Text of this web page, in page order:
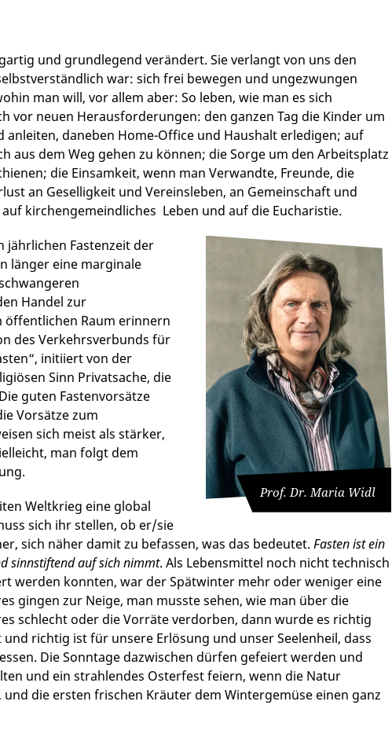
und grundlegend verändert. Sie verlangt von uns den
war: sich frei bewegen und ungezwungen
man will, vor allem aber: So leben, wie man es sich
vor neuen Herausforderungen: den ganzen Tag die Kinder um
anleiten, daneben Home-Office und Haushalt erledigen; auf
aus dem Weg gehen zu können; die Sorge um den Arbeitsplatz
die Einsamkeit, wenn man Verwandte, Freunde, die
an Geselligkeit und Vereinsleben, an Gemeinschaft und
kirchengemeindliches Leben und auf die Eucharistie.
Prof. Dr. Maria Widl
jährlichen Fastenzeit der
länger eine marginale
Handel zur
Raum erinnern
des Verkehrsverbunds für
initiiert von der
Sinn Privatsache, die
guten Fastenvorsätze
Vorsätze zum
sich meist als stärker,
man folgt dem
Weltkrieg eine global
sich ihr stellen, ob er/sie
sich näher damit zu befassen, was das bedeutet. Fasten ist ein
sinnstiftend auf sich nimmt. Als Lebensmittel noch nicht technisch
werden konnten, war der Spätwinter mehr oder weniger eine
gingen zur Neige, man musste sehen, wie man über die
schlecht oder die Vorräte verdorben, dann wurde es richtig
und richtig ist für unsere Erlösung und unser Seelenheil, dass
Die Sonntage dazwischen dürfen gefeiert werden und
und ein strahlendes Osterfest feiern, wenn die Natur
die ersten frischen Kräuter dem Wintergemüse einen ganz